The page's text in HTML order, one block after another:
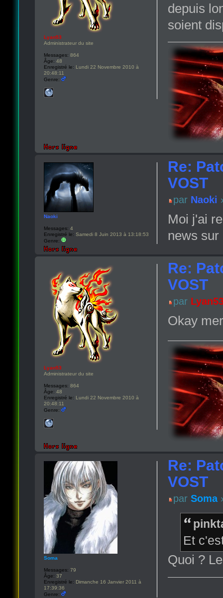
depuis
soient
Lyan53
Administrateur du site
Messages: 864
Âge: 48
Enregistré le: Lundi 22 Novembre 2010 à
20:48:11
Genre:
Re:
VOST
par Naoki
Moi j'ai
news
Naoki
Messages: 4
Enregistré le: Samedi 8 Juin 2013 à 13:18:53
Genre:
Re:
VOST
par
Okay
Lyan53
Administrateur du site
Messages: 864
Âge: 48
Enregistré le: Lundi 22 Novembre 2010 à
20:48:11
Genre:
Re:
VOST
par Soma
Et
Quoi ?
Soma
Messages: 79
Âge: 37
Enregistré le: Dimanche 16 Janvier 2011 à
17:39:36
Genre: